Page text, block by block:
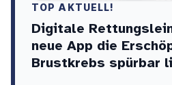
TOP AKTUELL!
Digitale
neue App die
Brustkrebs spürbar